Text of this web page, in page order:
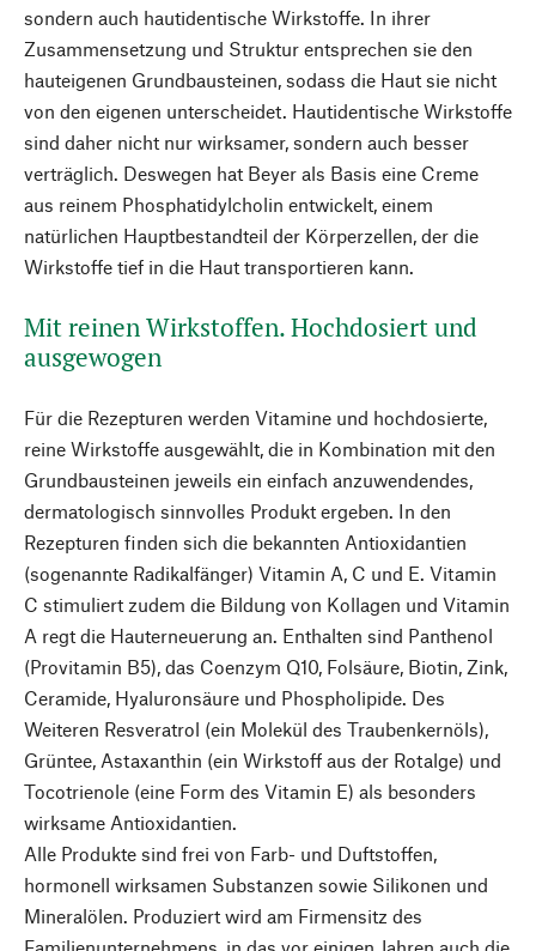
sondern auch hautidentische Wirkstoffe. In ihrer
Zusammensetzung und Struktur entsprechen sie den
hauteigenen Grundbausteinen, sodass die Haut sie nicht
von den eigenen unterscheidet. Hautidentische Wirkstoffe
sind daher nicht nur wirksamer, sondern auch besser
verträglich. Deswegen hat Beyer als Basis eine Creme
aus reinem Phosphatidylcholin entwickelt, einem
natürlichen Hauptbestandteil der Körperzellen, der die
Wirkstoffe tief in die Haut transportieren kann.
Mit reinen Wirkstoffen. Hochdosiert und
ausgewogen
Für die Rezepturen werden Vitamine und hochdosierte,
reine Wirkstoffe ausgewählt, die in Kombination mit den
Grundbausteinen jeweils ein einfach anzuwendendes,
dermatologisch sinnvolles Produkt ergeben. In den
Rezepturen finden sich die bekannten Antioxidantien
(sogenannte Radikalfänger) Vitamin A, C und E. Vitamin
C stimuliert zudem die Bildung von Kollagen und Vitamin
A regt die Hauterneuerung an. Enthalten sind Panthenol
(Provitamin B5), das Coenzym Q10, Folsäure, Biotin, Zink,
Ceramide, Hyaluronsäure und Phospholipide. Des
Weiteren Resveratrol (ein Molekül des Traubenkernöls),
Grüntee, Astaxanthin (ein Wirkstoff aus der Rotalge) und
Tocotrienole (eine Form des Vitamin E) als besonders
wirksame Antioxidantien.
Alle Produkte sind frei von Farb- und Duftstoffen,
hormonell wirksamen Substanzen sowie Silikonen und
Mineralölen. Produziert wird am Firmensitz des